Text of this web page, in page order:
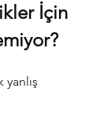
İçin